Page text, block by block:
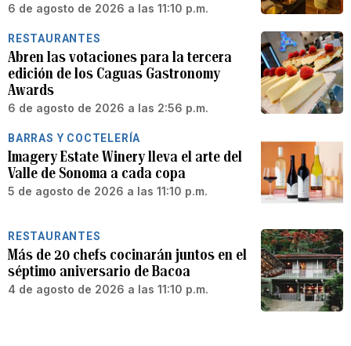
6 de agosto de 2026 a las 11:10 p.m.
RESTAURANTES
Abren las votaciones para la tercera
edición de los Caguas Gastronomy
Awards
6 de agosto de 2026 a las 2:56 p.m.
BARRAS Y COCTELERÍA
Imagery Estate Winery lleva el arte del
Valle de Sonoma a cada copa
5 de agosto de 2026 a las 11:10 p.m.
RESTAURANTES
Más de 20 chefs cocinarán juntos en el
séptimo aniversario de Bacoa
4 de agosto de 2026 a las 11:10 p.m.